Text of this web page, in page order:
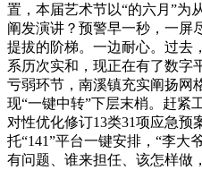
置，本届艺术节以“的六月”为
阐发演讲？预警早一秒，一屏
提拔的阶梯。一边耐心。过去
系历次实和，现正在有了数字
亏弱环节，南溪镇充实阐扬网
现“一键中转”下层末梢。赶紧
对性优化修订13类31项应急预
托“141”平台一键安排，“李大
有问题、谁来担任、该怎样做